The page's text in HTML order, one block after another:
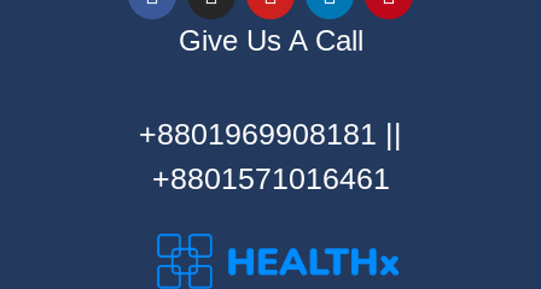
Give Us A Call
+8801969908181 ||
+8801571016461